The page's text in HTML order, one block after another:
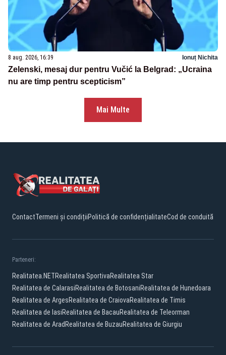
8 aug. 2026, 16:39 Ionuț Nichita
Zelenski, mesaj dur pentru Vučić la Belgrad: „Ucraina
nu are timp pentru scepticism”
Mai Multe
ContactTermeni și condițiiPolitică de confidențialitateCod de conduită
Parteneri:
Realitatea.NETRealitatea SportivaRealitatea Star
Realitatea de CalarasiRealitatea de BotosaniRealitatea de Hunedoara
Realitatea de ArgesRealitatea de CraiovaRealitatea de Timis
Realitatea de IasiRealitatea de BacauRealitatea de Teleorman
Realitatea de Arad Realitatea de BuzauRealitatea de Giurgiu